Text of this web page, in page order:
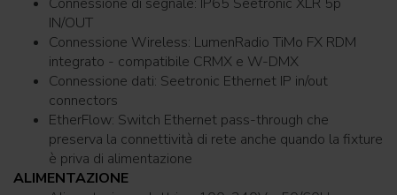
IN/OUT
Connessione Wireless: LumenRadio TiMo FX RDM
integrato - compatibile CRMX e W-DMX
Connessione dati: Seetronic Ethernet IP in/out
connectors
EtherFlow: Switch Ethernet pass-through che
preserva la connettività di rete anche quando la fixture
è priva di alimentazione
ALIMENTAZIONE